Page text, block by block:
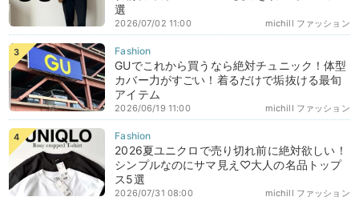
選
michill ファッション
2026/07/02 11:00
GUでこれから買うなら絶対チュニック！体型
カバー力がすごい！着るだけで垢抜ける最旬
アイテム
michill ファッション
2026/06/19 11:00
2026夏ユニクロで売り切れ前に絶対欲しい！
シンプルなのにサマ見え♡大人の名品トップ
ス5選
michill ファッション
2026/07/31 08:00